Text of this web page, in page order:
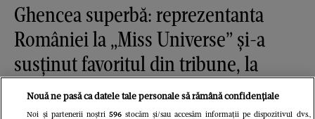
Ghencea superbă: reprezentanta
României la „Miss Universe” și-a
susținut favoritul din tribune, la
FCSB - FC Argeș
Nouă ne pasă ca datele tale personale să rămână confidențiale
Noi și partenerii noștri 596stocăm și/sau accesăm informații pe dispozitivul dvs.,